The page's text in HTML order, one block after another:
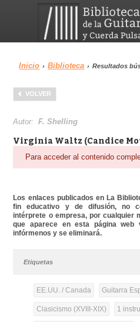
Menu
Biblioteca
Inicio › Biblioteca › Resultados
VOLVER
Autor:F. Shelling
Virginia Waltz (Candice
Para acceder al contenido
Los enlaces publicados en La
fin educativo y de difusión, no
intérprete o empresa, por cualquier
que aparece en esta página web
infórmenos y se eliminará.
Etiquetas
EE.UU. / Canada Guitarra
Clasicismo (XVIII-XIX) 1